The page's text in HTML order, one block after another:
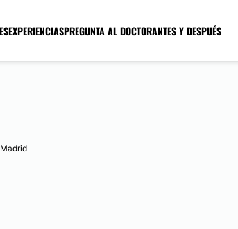
EXPERIENCIASPREGUNTA AL DOCTORANTES Y DESPUÉS